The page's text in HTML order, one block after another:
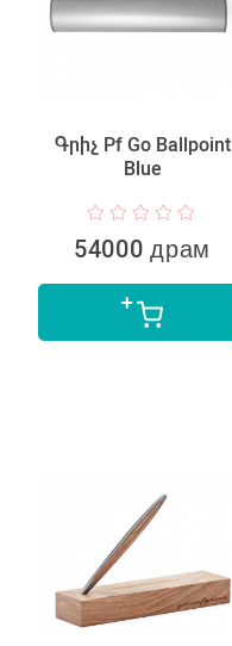
Գրիչ Pf Go Ballpoint
Blue
54000 драм